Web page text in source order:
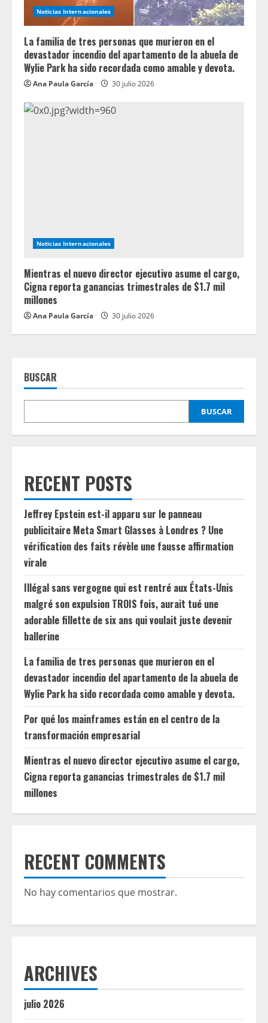
Noticias Internacionales
La familia de tres personas que murieron en el
devastador incendio del apartamento de la abuela de
Wylie Park ha sido recordada como amable y devota.
Ana Paula García 30 julio 2026
Noticias Internacionales
Mientras el nuevo director ejecutivo asume el cargo,
Cigna reporta ganancias trimestrales de $1.7 mil
millones
Ana Paula García 30 julio 2026
BUSCAR
BUSCAR
RECENT POSTS
Jeffrey Epstein est-il apparu sur le panneau
publicitaire Meta Smart Glasses à Londres ? Une
vérification des faits révèle une fausse affirmation
virale
Illégal sans vergogne qui est rentré aux États-Unis
malgré son expulsion TROIS fois, aurait tué une
adorable fillette de six ans qui voulait juste devenir
ballerine
La familia de tres personas que murieron en el
devastador incendio del apartamento de la abuela de
Wylie Park ha sido recordada como amable y devota.
Por qué los mainframes están en el centro de la
transformación empresarial
Mientras el nuevo director ejecutivo asume el cargo,
Cigna reporta ganancias trimestrales de $1.7 mil
millones
RECENT COMMENTS
No hay comentarios que mostrar.
ARCHIVES
julio 2026